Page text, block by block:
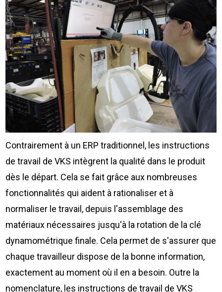
Contrairement à un ERP traditionnel, les instructions
de travail de VKS intègrent la qualité dans le produit
dès le départ. Cela se fait grâce aux nombreuses
fonctionnalités qui aident à rationaliser et à
normaliser le travail, depuis l'assemblage des
matériaux nécessaires jusqu'à la rotation de la clé
dynamométrique finale. Cela permet de s'assurer que
chaque travailleur dispose de la bonne information,
exactement au moment où il en a besoin. Outre la
nomenclature, les instructions de travail de VKS